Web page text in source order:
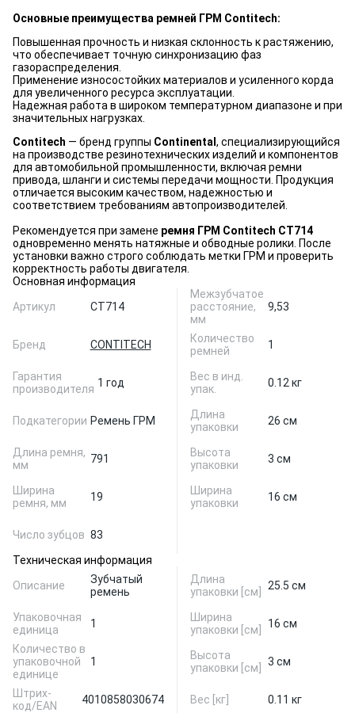
Основные преимущества ремней ГРМ Contitech:
Повышенная прочность и низкая склонность к растяжению,
что обеспечивает точную синхронизацию фаз
газораспределения.
Применение износостойких материалов и усиленного корда
для увеличенного ресурса эксплуатации.
Надежная работа в широком температурном диапазоне и при
значительных нагрузках.
Contitech — бренд группы Continental , специализирующийся
на производстве резинотехнических изделий и компонентов
для автомобильной промышленности, включая ремни
привода, шланги и системы передачи мощности. Продукция
отличается высоким качеством, надежностью и
соответствием требованиям автопроизводителей.
Рекомендуется при замене ремня ГРМ Contitech CT714
одновременно менять натяжные и обводные ролики. После
установки важно строго соблюдать метки ГРМ и проверить
корректность работы двигателя.
Основная информация
Артикул
CT714
Бренд CONTITECH
Гарантия
производителя 1 год
Подкатегории Ремень ГРМ
Длина ремня,
мм
791
Ширина
ремня, мм
19
Число зубцов 83
Межзубчатое
расстояние,
мм
9,53
Количество
ремней
1
Вес в инд.
упак.
0.12 кг
Длина
упаковки
26 см
Высота
упаковки
3 см
Ширина
упаковки
16 см
Техническая информация
Описание
Зубчатый
ремень
Упаковочная
единица
1
Количество в
упаковочной
единице
1
Штрих-
код/EAN
4010858030674
Длина
упаковки [см]
25.5 см
Ширина
упаковки [см]
16 см
Высота
упаковки [см]
3 см
Вес [кг] 0.11 кг